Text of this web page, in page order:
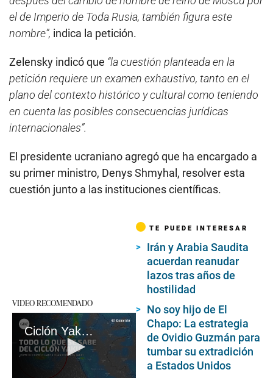
el de Imperio de Toda Rusia, también figura este
nombre”, indica la petición.
Zelensky indicó que “la cuestión planteada en la
petición requiere un examen exhaustivo, tanto en el
plano del contexto histórico y cultural como teniendo
en cuenta las posibles consecuencias jurídicas
internacionales”.
El presidente ucraniano agregó que ha encargado a
su primer ministro, Denys Shmyhal, resolver esta
cuestión junto a las instituciones científicas.
VIDEO RECOMENDADO
Ciclón Yaku: ¿Cómo se originó, hasta cuándo continuará y qué regiones se verían afectadas?
TE PUEDE INTERESAR
Irán y Arabia Saudita
acuerdan reanudar
lazos tras años de
hostilidad
No soy hijo de El
Chapo: La estrategia
de Ovidio Guzmán para
tumbar su extradición
a Estados Unidos